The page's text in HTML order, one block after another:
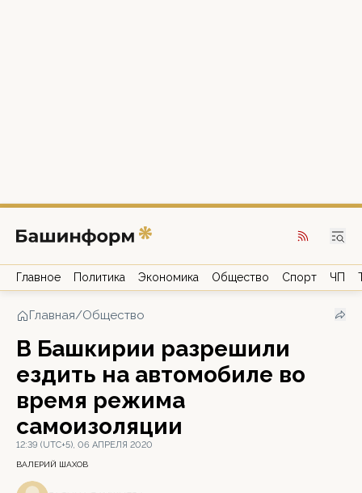
Главное Политика Экономика Общество Спорт ЧП
Главная/Общество
В Башкирии разрешили
ездить на автомобиле во
время режима
самоизоляции
12:39 (UTC+5), 06 АПРЕЛЯ 2020
ВАЛЕРИЙ ШАХОВ